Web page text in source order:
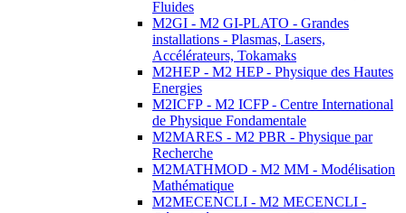
Fluides
M2GI - M2 GI-PLATO - Grandes
installations - Plasmas, Lasers,
Accélérateurs, Tokamaks
M2HEP - M2 HEP - Physique des Hautes
Energies
M2ICFP - M2 ICFP - Centre International
de Physique Fondamentale
M2MARES - M2 PBR - Physique par
Recherche
M2MATHMOD - M2 MM - Modélisation
Mathématique
M2MECENCLI - M2 MECENCLI -